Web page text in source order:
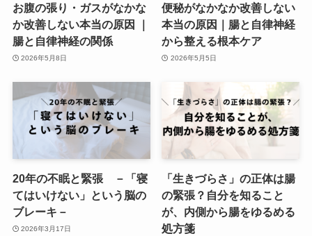
お腹の張り・ガスがなかな
か改善しない本当の原因 ｜
腸と自律神経の関係
2026年5月8日
便秘がなかなか改善しない
本当の原因｜腸と自律神経
から整える根本ケア
2026年5月5日
20年の不眠と緊張 －「寝
てはいけない」という脳の
ブレーキ－
2026年3月17日
「生きづらさ」の正体は腸
の緊張？自分を知ること
が、内側から腸をゆるめる
処方箋